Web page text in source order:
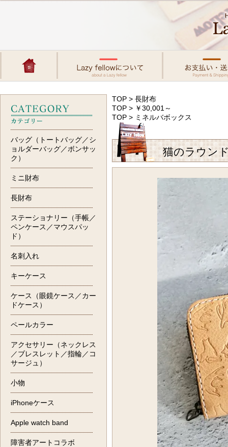
バッグ（トートバッグ／シ
ョルダーバッグ／ボンサッ
ク）
ミニ財布
長財布
ステーショナリー（手帳／
ペンケース／マウスパッ
ド）
名刺入れ
キーケース
ケース（眼鏡ケース／カー
ドケース）
ペールカラー
アクセサリー（ネックレス
／ブレスレット／指輪／コ
サージュ）
小物
iPhoneケース
Apple watch band
障害者アートコラボ
TOP > 長財布
TOP > ￥30,001～
TOP > ミネルバボックス
猫のラウン